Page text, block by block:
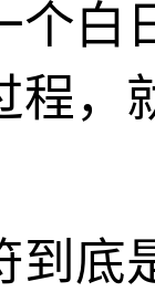
个白
程，
到底